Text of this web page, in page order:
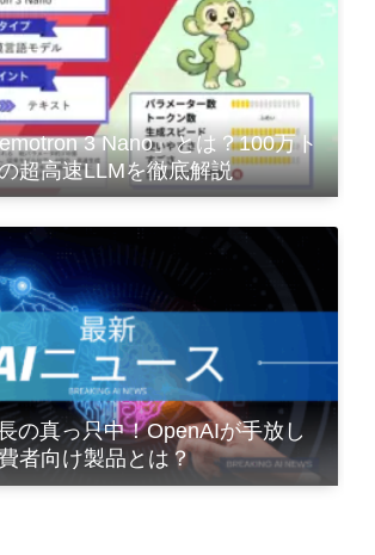
3 Nano」とは？100万ト
超高速LLMを徹底解説
の真っ只中！OpenAIが手放し
者向け製品とは？